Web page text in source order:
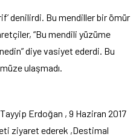
denilirdi. Bu mendiller bir ömür
“Bu mendili yüzüme
diye vasiyet ederdi. Bu
ulaşmadı.
Erdoğan , 9 Haziran 2017
ziyaret ederek ,Destimal